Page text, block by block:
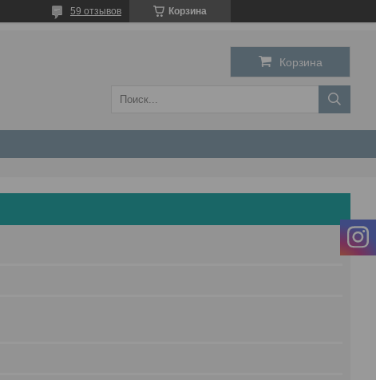
Корзина
59 отзывов
Корзина